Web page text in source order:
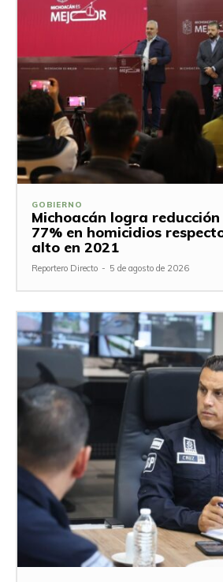
GOBIERNO
Michoacán logra
77% en homicidios
alto en 2021
Reportero Directo - 5 de agosto de 2026